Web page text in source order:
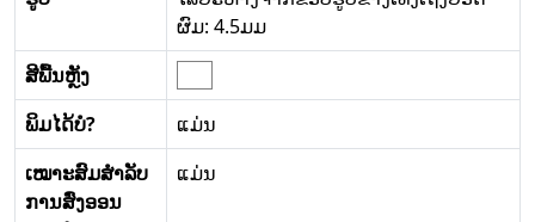
ຜົມ: 4.5ມມ
ສີພື້ນຫຼັງ
ພິມໄດ້ບໍ?
ແມ່ນ
ເໝາະສົມສໍາລັບ
ການສົ່ງອອນ
ແມ່ນ